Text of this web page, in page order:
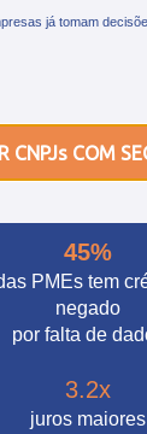
já tomam
CNPJs COM
45%
PMEs tem
negado
por falta de
3.2x
juros maiores